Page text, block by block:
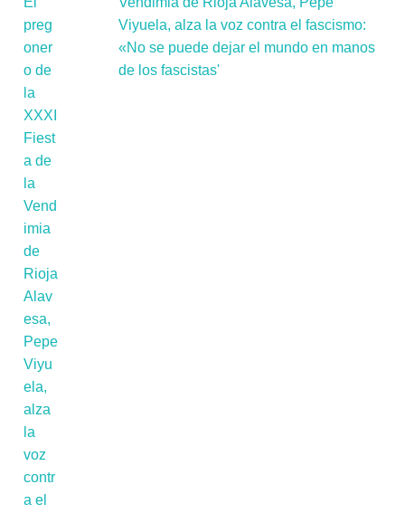
Viyuela, alza la voz contra el fascismo:
«No se puede dejar el mundo en manos
de los fascistas'